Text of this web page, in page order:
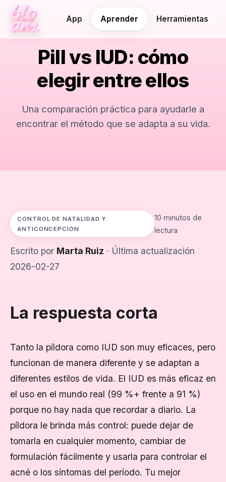
App Aprender Herramientas
Pill vs IUD: cómo
elegir entre ellos
Una comparación práctica para ayudarle a
encontrar el método que se adapta a su vida.
CONTROL DE NATALIDAD Y
ANTICONCEPCIÓN
10 minutos de
lectura
Escrito por Marta Ruiz · Última actualización
2026-02-27
La respuesta corta
Tanto la píldora como IUD son muy eficaces, pero
funcionan de manera diferente y se adaptan a
diferentes estilos de vida. El IUD es más eficaz en
el uso en el mundo real (99 %+ frente a 91 %)
porque no hay nada que recordar a diario. La
píldora le brinda más control: puede dejar de
tomarla en cualquier momento, cambiar de
formulación fácilmente y usarla para controlar el
acné o los síntomas del período. Tu mejor